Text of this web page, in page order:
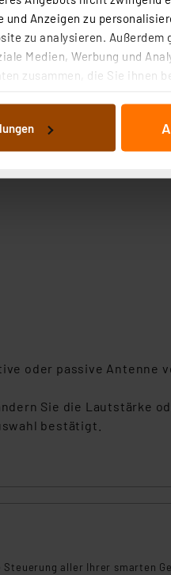
Anzeigen zu
zu analysieren. Außerdem
Medien, Werbung und
zusammen, die Sie ihnen
von Ihnen ausgewählten
Cookies nach Zweck und
Sie jederzeit unter dem
erhalten
Weckmodi)
mit
oder passive
Sie die Lautstärke
bestätigt.
aller Ihrer smarten